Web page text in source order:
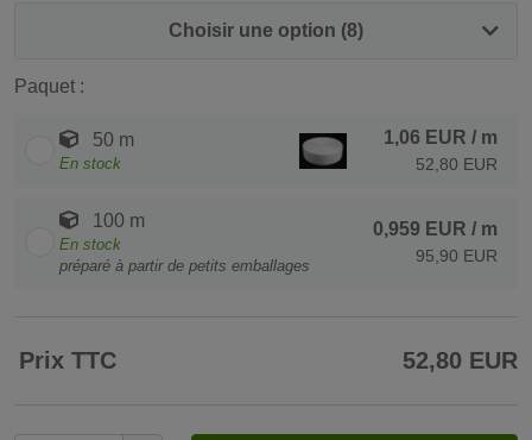
Choisir une option (8)
Paquet :
50 m
En stock
1,06 EUR / m
52,80 EUR
100 m
En stock
préparé à partir de petits emballages
0,959 EUR / m
95,90 EUR
Prix TTC 52,80 EUR